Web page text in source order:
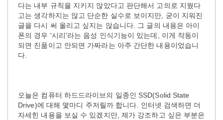
다는 내부 규칙을 지키지 않았다고 판단해서 고의로 지웠다
고는 생각하지는 않고 단순한 실수로 보이지만, 굳이 지워진
글을 다시 써 올리고 싶지는 않습니다. 그 글의 내용은 아이
폰의 경우 '시리'라는 음성 인식기능이 있는데, 이게 작동이
되면 진품이고 안되면 가짜라는 아주 간단한 내용이었습니
다.
오늘은 컴퓨터 하드드라이브의 일종인 SSD(Solid State
Drive)에 대해 몇마디 주저릴까 합니다. 인터넷 검색하면 더
자세힌 내용을 보실 수 있겠지만, 제가 강조하고 싶은 부분은